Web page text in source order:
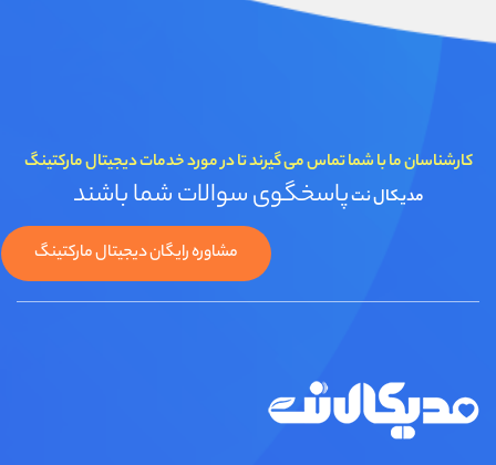
کارشناسان ما با شما تماس می گیرند تا در مورد خدمات دیجیتال مارکتینگ
مدیکال نتپاسخگوی سوالات شما باشند
مشاوره رایگان دیجیتال مارکتینگ